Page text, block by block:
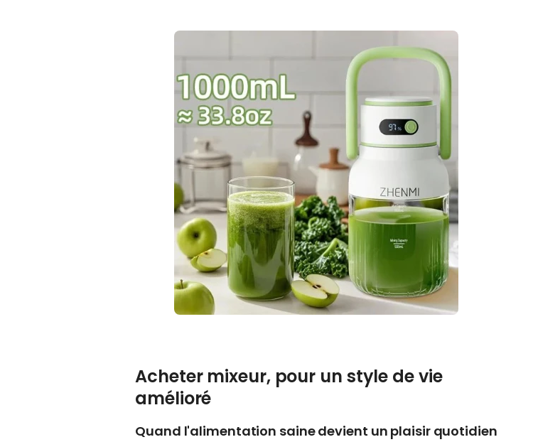
Acheter mixeur, pour un style de vie
amélioré
Quand l'alimentation saine devient un plaisir quotidien